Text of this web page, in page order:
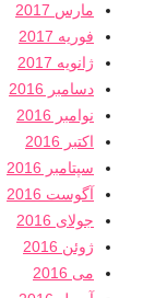
مارس 2017
فوریه 2017
ژانویه 2017
دسامبر 2016
نوامبر 2016
اکتبر 2016
سپتامبر 2016
آگوست 2016
جولای 2016
ژوئن 2016
می 2016